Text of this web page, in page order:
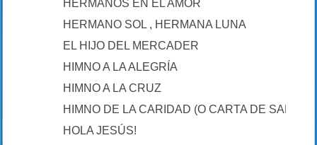
HERMANOS EN EL AMOR
HERMANO SOL , HERMANA LUNA
EL HIJO DEL MERCADER
HIMNO A LA ALEGRÍA
HIMNO A LA CRUZ
HIMNO DE LA CARIDAD (O CARTA DE SAN
HOLA JESÚS!